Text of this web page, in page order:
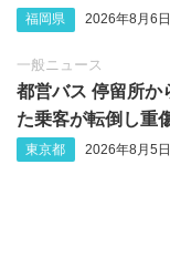
福岡県 2026年8月6
一般ニュース
都営バス 停留所か
た乗客が転倒し重
東京都 2026年8月5